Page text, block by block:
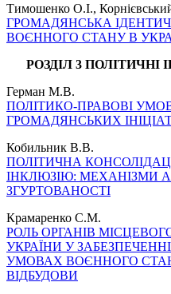
Тимошенко О.І.,
ГРОМАДЯНСЬКА
ВОЄННОГО СТАНУ В
РОЗДІЛ 3
Герман М.В.
ПОЛІТИКО-ПРАВОВІ
ГРОМАДЯНСЬКИХ
Кобильник В.В.
ПОЛІТИЧНА
ІНКЛЮЗІЮ: МЕХАНІЗМИ
ЗГУРТОВАНОСТІ
Крамаренко С.М.
РОЛЬ ОРГАНІВ
УКРАЇНИ У
УМОВАХ ВОЄННОГО
ВІДБУДОВИ